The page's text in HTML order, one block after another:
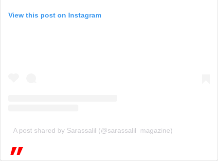
View this post on Instagram
A post shared by Sarassalil (@sarassalil_magazine)